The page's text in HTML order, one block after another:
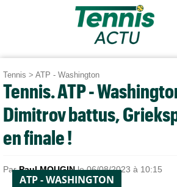
Tennis > ATP - Washington
Tennis. ATP -
Dimitrov battus,
en finale !
ParPaul MOUGINle 06/08/2023 à 10:15
ATP - WASHINGTON